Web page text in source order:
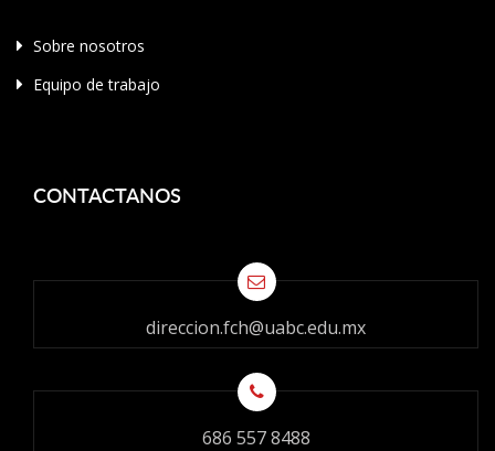
Sobre nosotros
Equipo de trabajo
CONTACTANOS
direccion.fch@uabc.edu.mx
686 557 8488